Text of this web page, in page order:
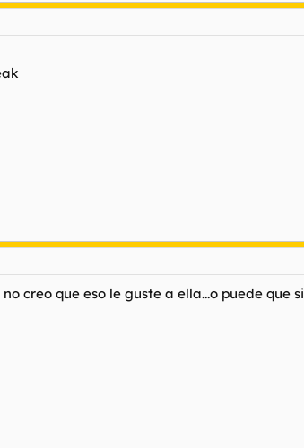
creo que eso le guste a ella...o puede que si